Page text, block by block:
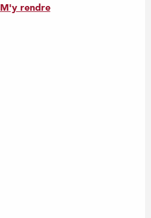
M'y rendre